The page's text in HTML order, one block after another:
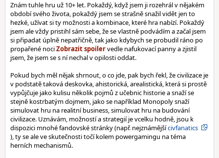
Znám tuhle hru už 10+ let. Pokaždý, když jsem ji rozehrál v nějakém
období svého života, pokaždý jsem se strašně snažil vidět jen to
hezké, užívat si ty možnosti a kombinace, které hra nabízí. Pokaždý
jsem ale vždy pristihl sám sebe, že se vlastně podvádím a začal jsem
si připadat úplně nepatřičně, tak jako kdybych se probudil ráno po
propařené noci
vedle nafukovací panny a zjistil
jsem, že jsem se s ní nechal v opilosti oddat.
Pokud bych měl nějak shrnout, o co jde, pak bych řekl, že civilizace je
v podstatě taková deskovka, ahistorická, arealistická, která si prostě
vypůjčuje jako kulisu několik pojmů z učebnic historie a snaží se
stejně kostrbatým dojmem, jako se například Monopoly snaží
simulovat hru na realitní business, simulovat hru na budování
civilizace. Uznávám, možností a strategií je vcelku hodně, jsou k
dispozici mnohé fandovské stránky (např. nejznámějšícivfanatics
), ty se ale ve skutečnosti točí kolem powergamingu na téma
herních mechanismů.